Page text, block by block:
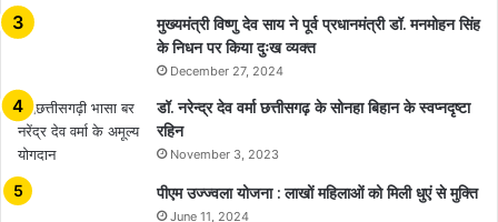
मुख्यमंत्री विष्णु देव साय ने पूर्व प्रधानमंत्री डॉ. मनमोहन सिंह
के निधन पर किया दुःख व्यक्त
December 27, 2024
डॉ. नरेन्द्र देव वर्मा छत्तीसगढ़ के सोनहा बिहान के स्वप्नदृष्टा
रहिन
November 3, 2023
पीएम उज्ज्वला योजना : लाखों महिलाओं को मिली धुएं से मुक्ति
June 11, 2024